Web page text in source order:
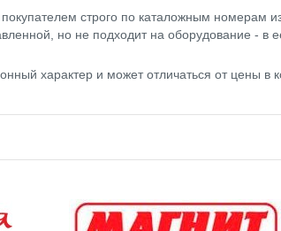
строго по каталожным номерам
но не подходит на оборудование - в
характер и может отличаться от цены в